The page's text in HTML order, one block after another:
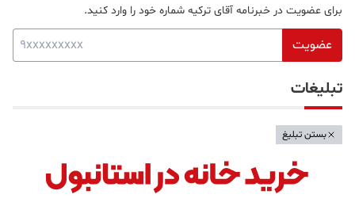
برای عضویت در خبرنامه آقای ترکیه شماره خود را وارد کنید.
عضویت
تبلیغات
بستن تبلیغ